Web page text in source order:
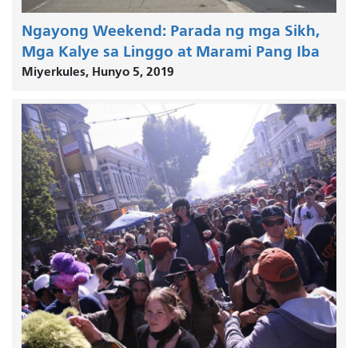
Ngayong Weekend: Parada ng mga Sikh,
Mga Kalye sa Linggo at Marami Pang Iba
Miyerkules, Hunyo 5, 2019